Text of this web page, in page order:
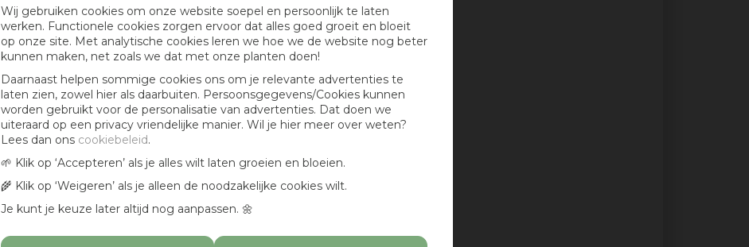
Wij gebruiken cookies om onze website soepel en persoonlijk te laten
werken. Functionele cookies zorgen ervoor dat alles goed groeit en bloeit
op onze site. Met analytische cookies leren we hoe we de website nog beter
kunnen maken, net zoals we dat met onze planten doen!
Daarnaast helpen sommige cookies ons om je relevante advertenties te
laten zien, zowel hier als daarbuiten. Persoonsgegevens/Cookies kunnen
worden gebruikt voor de personalisatie van advertenties. Dat doen we
uiteraard op een privacy vriendelijke manier. Wil je hier meer over weten?
Lees dan ons cookiebeleid.
🌱 Klik op ‘Accepteren’ als je alles wilt laten groeien en bloeien.
🌾 Klik op ‘Weigeren’ als je alleen de noodzakelijke cookies wilt.
Je kunt je keuze later altijd nog aanpassen. 🌼